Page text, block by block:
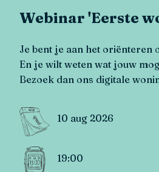
Webinar 'Eerste
Je bent je aan het oriënteren
En je wilt weten wat jouw
Bezoek dan ons digitale
10 aug 2026
19:00